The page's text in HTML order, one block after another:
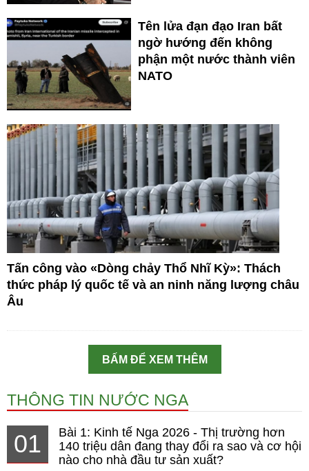
Tên lửa đạn đạo Iran bất
ngờ hướng đến không
phận một nước thành viên
NATO
Tấn công vào «Dòng chảy Thổ Nhĩ Kỳ»: Thách
thức pháp lý quốc tế và an ninh năng lượng châu
Âu
BẤM ĐỂ XEM THÊM
THÔNG TIN NƯỚC NGA
01
Bài 1: Kinh tế Nga 2026 - Thị trường hơn
140 triệu dân đang thay đổi ra sao và cơ hội
nào cho nhà đầu tư sản xuất?